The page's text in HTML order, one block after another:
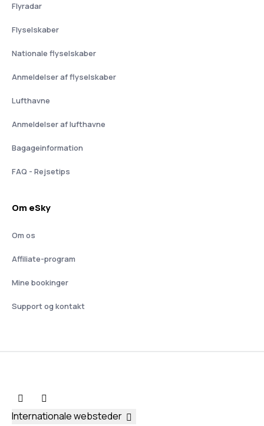
Flyradar
Flyselskaber
Nationale flyselskaber
Anmeldelser af flyselskaber
Lufthavne
Anmeldelser af lufthavne
Bagageinformation
FAQ - Rejsetips
Om eSky
Om os
Affiliate-program
Mine bookinger
Support og kontakt
Internationale websteder